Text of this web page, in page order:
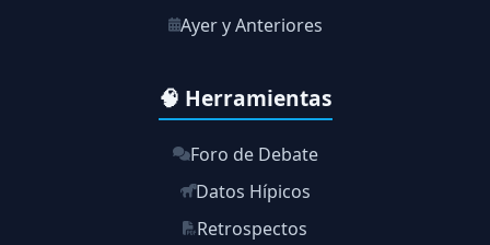
Ayer y Anteriores
🧠 Herramientas
Foro de Debate
Datos Hípicos
Retrospectos